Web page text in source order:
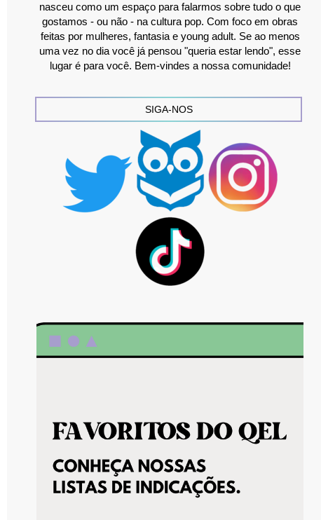
nasceu como um espaço para falarmos sobre tudo o que
gostamos - ou não - na cultura pop. Com foco em obras
feitas por mulheres, fantasia e young adult. Se ao menos
uma vez no dia você já pensou "queria estar lendo", esse
lugar é para você. Bem-vindes a nossa comunidade!
SIGA-NOS